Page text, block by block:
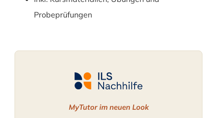
Probeprüfungen
MyTutor im neuen Look